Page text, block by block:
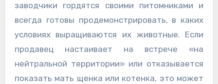
заводчики гордятся своими питомниками и
всегда готовы продемонстрировать, в каких
условиях выращиваются их животные. Если
продавец настаивает на встрече «на
нейтральной территории» или отказывается
показать мать щенка или котенка, это может